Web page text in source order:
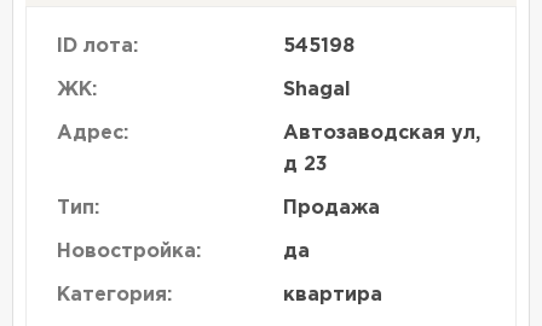
ID лота: 545198
ЖК: Shagal
Адрес:
Автозаводская ул,
д 23
Тип: Продажа
Новостройка: да
Категория: квартира